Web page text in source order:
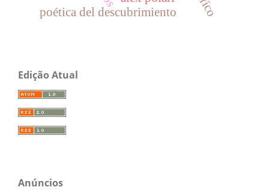
poética del descubrimiento
Edição Atual
Anúncios